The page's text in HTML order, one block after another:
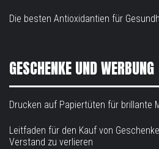
Die besten Antioxidantien für
GESCHENKE UND WERBUNG
Drucken auf Papiertüten für brillante
Leitfaden für den Kauf von
Verstand zu verlieren